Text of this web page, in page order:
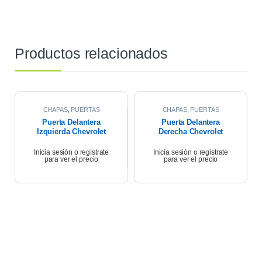
Productos relacionados
CHAPAS, PUERTAS
Puerta Delantera
Izquierda Chevrolet
Inicia sesión o regístrate
para ver el precio
CHAPAS, PUERTAS
Puerta Delantera
Derecha Chevrolet
Inicia sesión o regístrate
para ver el precio